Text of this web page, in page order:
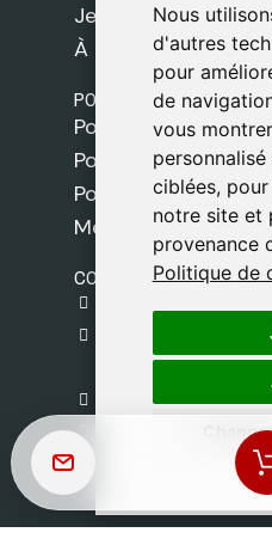
Nous
d'autres
pour
de
vous
ciblées,
notre site et
provenance
Politique de
Nous
d'autres
pour
de
vous
ciblées,
notre site et
provenance
Politique de
Jeux
À propos de nous
POLITIQUES
Politique de livraison
Politique de cookies
Politique de
Mentions légales
CONTACT
C. del Pradillo, 6,
Madrid
+34 918 459 877